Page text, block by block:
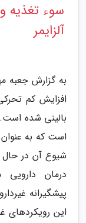
سوء تغذیه
آلزایمر
به گزارش جعبه
افزایش کم
بالینی شده است.
است که به
شیوع آن در
درمان دارویی
پیشگیرانه
این رویکردهای